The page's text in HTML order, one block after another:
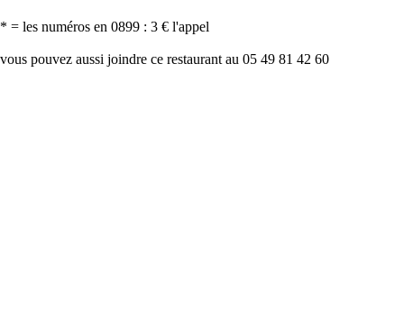
* = les numéros en 0899 : 3 € l'appel
vous pouvez aussi joindre ce restaurant au 05 49 81 42 60